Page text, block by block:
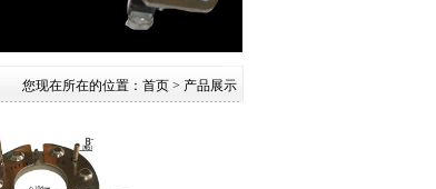
您现在所在的位置： 首页 > 产品展示